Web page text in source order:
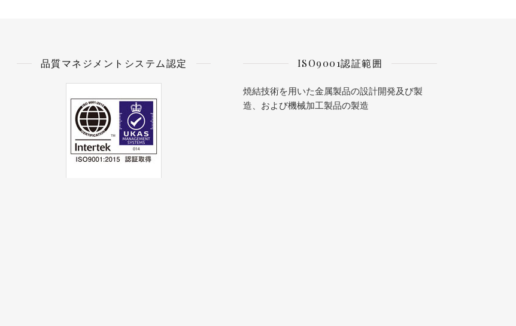
品質マネジメントシステム認定 ISO9001認証範囲
焼結技術を用いた金属製品の設計開発及び製
造、および機械加工製品の製造